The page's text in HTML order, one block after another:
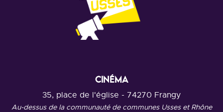
CINÉMA
35, place de l'église - 74270 Frangy
Au-dessus de la communauté de communes Usses et Rhône